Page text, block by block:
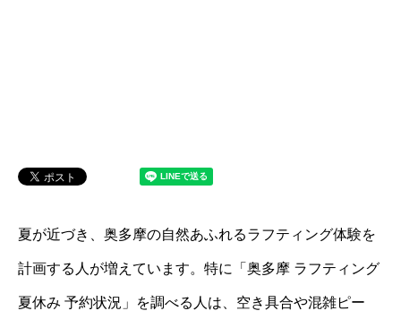
夏が近づき、奥多摩の自然あふれるラフティング体験を
計画する人が増えています。特に「奥多摩 ラフティング
夏休み 予約状況」を調べる人は、空き具合や混雑ピー